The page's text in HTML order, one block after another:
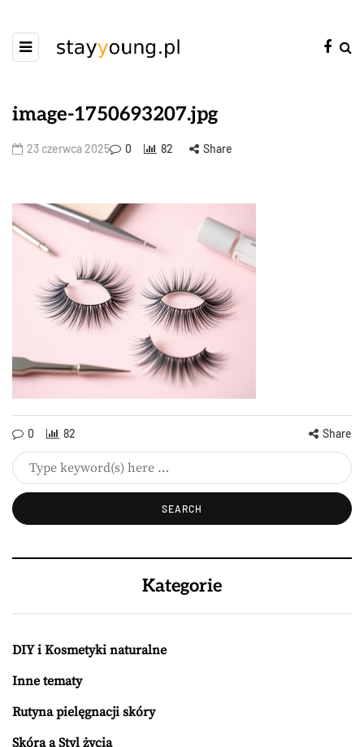
image-1750693207.jpg
23 czerwca 2025 0 82 Share
0 82 Share
Kategorie
DIY i Kosmetyki naturalne
Inne tematy
Rutyna pielęgnacji skóry
Skóra a Styl życia